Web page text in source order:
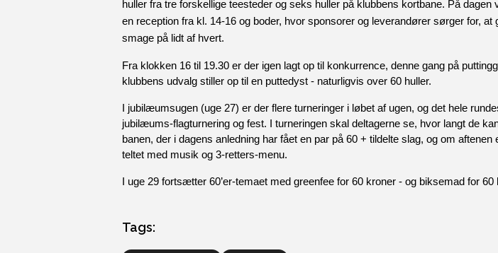
huller fra tre forskellige teesteder og seks huller på klubbens kortbane. På
en reception fra kl. 14-16 og boder, hvor sponsorer og leverandører sørger for,
smage på lidt af hvert.
Fra klokken 16 til 19.30 er der igen lagt op til konkurrence, denne gang på
klubbens udvalg stiller op til en puttedyst - naturligvis over 60 huller.
I jubilæumsugen (uge 27) er der flere turneringer i løbet af ugen, og det hele
jubilæums-flagturnering og fest. I turneringen skal deltagerne se, hvor langt de
banen, der i dagens anledning har fået en par på 60 + tildelte slag, og om aftenen
teltet med musik og 3-retters-menu.
I uge 29 fortsætter 60’er-temaet med greenfee for 60 kroner - og biksemad for 60
Tags: